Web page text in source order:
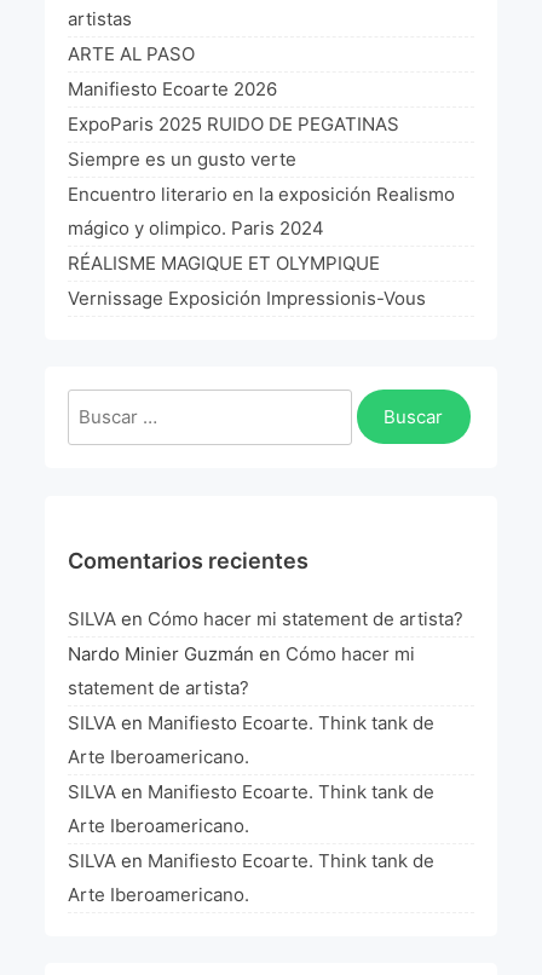
L’art Colombien à Paris 2019
L’art Latino-américain à Paris 2019
Reflecting Source. NY 2019
«Sincronías con sentido» Bogotá Colombia 2019
«Huellas trashumantes» New York 2018
Commissaire D’exposition
Manifiesto Ecoarte
artistas
ARTE AL PASO
Manifiesto Ecoarte 2026
ExpoParis 2025 RUIDO DE PEGATINAS
Siempre es un gusto verte
Encuentro literario en la exposición Realismo
mágico y olimpico. Paris 2024
RÉALISME MAGIQUE ET OLYMPIQUE
Vernissage Exposición Impressionis-Vous
Buscar:
Comentarios recientes
SILVA en Cómo hacer mi statement de artista?
Nardo Minier Guzmán en Cómo hacer mi
statement de artista?
SILVA en Manifiesto Ecoarte. Think tank de
Arte Iberoamericano.
SILVA en Manifiesto Ecoarte. Think tank de
Arte Iberoamericano.
SILVA en Manifiesto Ecoarte. Think tank de
Arte Iberoamericano.